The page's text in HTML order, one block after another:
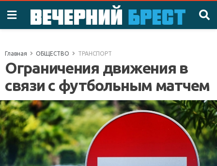
Главная ОБЩЕСТВО ТРАНСПОРТ
Ограничения движения в
связи с футбольным матчем